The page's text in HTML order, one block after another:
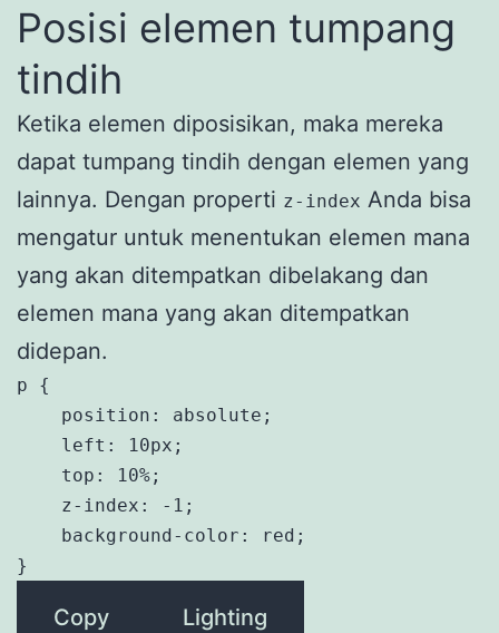
Posisi elemen tumpang
tindih
Ketika elemen diposisikan, maka mereka
dapat tumpang tindih dengan elemen yang
lainnya. Dengan properti z-index Anda bisa
mengatur untuk menentukan elemen mana
yang akan ditempatkan dibelakang dan
elemen mana yang akan ditempatkan
didepan.
p {
    position: absolute;
    left: 10px;
    top: 10%;
    z-index: -1;
    background-color: red;
}
Copy Lighting